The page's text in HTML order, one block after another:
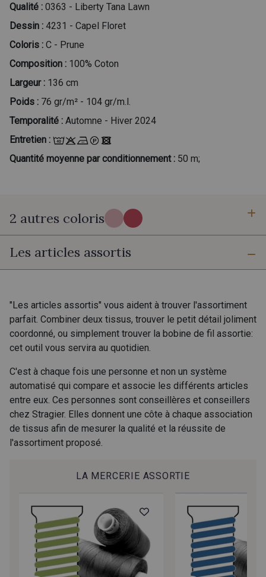
Qualité : 0363 - Liberty Tana Lawn
Dessin : 4231 - Capel Floret
Coloris : C - Prune
Composition : 100% Coton
Largeur : 136 cm
Poids : 76 gr/m² - 104 gr/m.l.
Temporalité : Automne - Hiver 2024
Entretien :
Quantité moyenne par conditionnement : 50 m;
2 autres coloris
B - Rose Buvard
Les articles assortis
"Les articles assortis" vous aident à trouver l'assortiment
parfait. Combiner deux tissus, trouver le petit détail joliment
coordonné, ou simplement trouver la bobine de fil assortie:
cet outil vous servira au quotidien.
C'est à chaque fois une personne et non un système
automatisé qui compare et associe les différents articles
entre eux. Ces personnes sont conseillères et conseillers
chez Stragier. Elles donnent une côte à chaque association
de tissus afin de mesurer la qualité et la réussite de
l'assortiment proposé.
LA MERCERIE ASSORTIE